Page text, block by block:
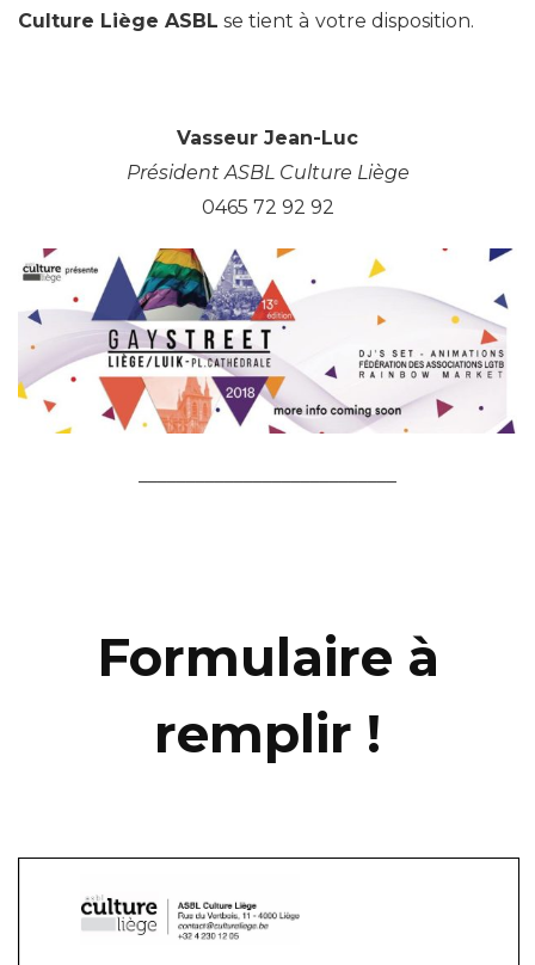
Culture Liège ASBL se tient à votre disposition.
Vasseur Jean-Luc
Président ASBL Culture Liège
0465 72 92 92
Formulaire à
remplir !